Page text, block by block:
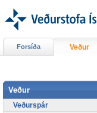
Forsíða Veður
Veður
Veðurspár